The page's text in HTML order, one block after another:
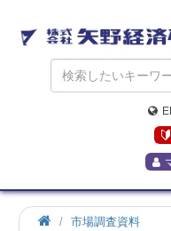
市場調査資料